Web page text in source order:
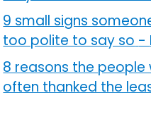
9 small signs
too polite to say so-
8 reasons the
often thanked the